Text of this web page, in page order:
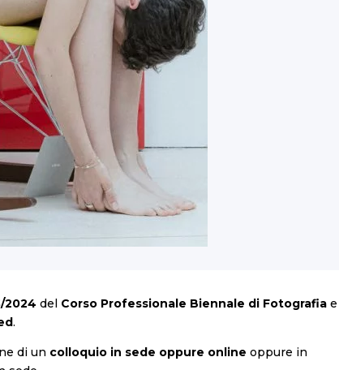
2024 del Corso Professionale Biennale di Fotografia e
.
di un colloquio in sede oppure online oppure in